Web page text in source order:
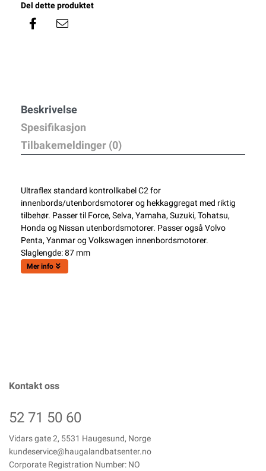
Del dette produktet
Beskrivelse
Spesifikasjon
Tilbakemeldinger (0)
Ultraflex standard kontrollkabel C2 for
innenbords/utenbordsmotorer og hekkaggregat med riktig
tilbehør. Passer til Force, Selva, Yamaha, Suzuki, Tohatsu,
Honda og Nissan utenbordsmotorer. Passer også Volvo
Penta, Yanmar og Volkswagen innenbordsmotorer.
Slaglengde: 87 mm
Mer info
Kontakt oss
52 71 50 60
Vidars gate 2, 5531 Haugesund, Norge
kundeservice@haugalandbatsenter.no
Corporate Registration Number: NO